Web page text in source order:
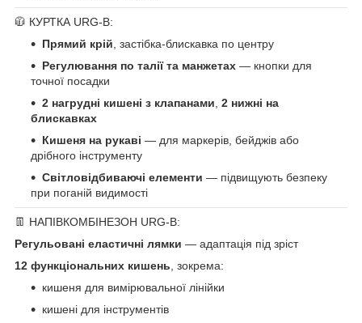
🧥 КУРТКА URG-B:
Прямий крій, застібка-блискавка по центру
Регулювання по талії та манжетах — кнопки для
точної посадки
2 нагрудні кишені з клапанами, 2 нижні на
блискавках
Кишеня на рукаві — для маркерів, бейджів або
дрібного інструменту
Світловідбиваючі елементи — підвищують безпеку
при поганій видимості
👖 НАПІВКОМБІНЕЗОН URG-B:
Регульовані еластичні лямки — адаптація під зріст
12 функціональних кишень, зокрема:
кишеня для вимірювальної лінійки
кишені для інструментів